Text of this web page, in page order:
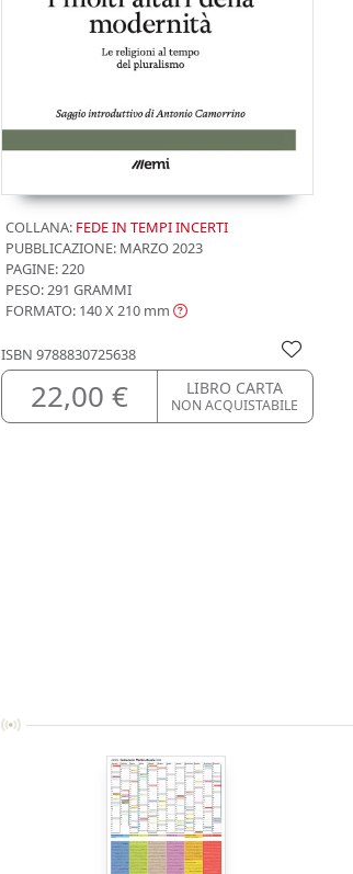
COLLANA: FEDE IN TEMPI INCERTI
PUBBLICAZIONE: MARZO 2023
PAGINE: 220
PESO: 291 GRAMMI
FORMATO: 140 X 210 mm
ISBN 9788830725638
22,00 € LIBRO CARTA
NON ACQUISTABILE